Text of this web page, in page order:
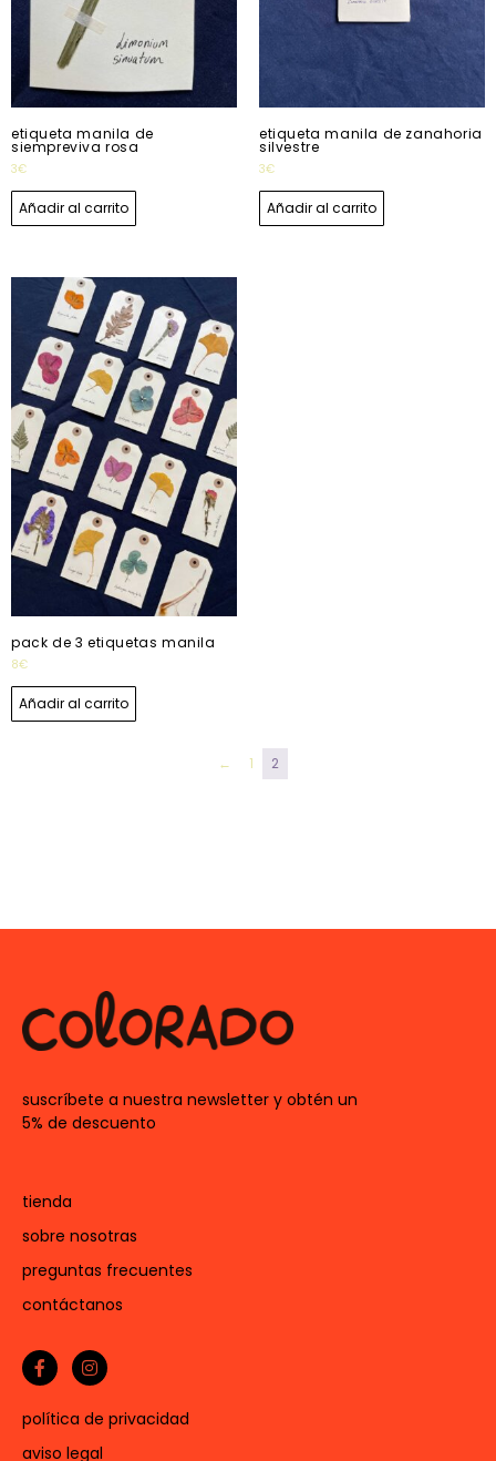
etiqueta manila de
siempreviva rosa
3€
Añadir al carrito
etiqueta manila de zanahoria
silvestre
3€
Añadir al carrito
pack de 3 etiquetas manila
8€
Añadir al carrito
← 1 2
suscríbete a nuestra newsletter y obtén un
5% de descuento
tienda
sobre nosotras
preguntas frecuentes
contáctanos
política de privacidad
aviso legal